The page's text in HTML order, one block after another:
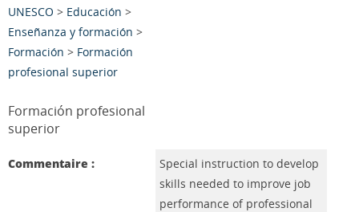
UNESCO > Educación >
Enseñanza y formación >
Formación > Formación
profesional superior
Formación profesional
superior
Commentaire :
Special instruction to develop
skills needed to improve job
performance of professional